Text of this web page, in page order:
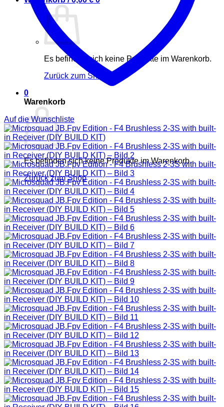
Es befinden sich keine Produkte im Warenkorb.
Zurück zum Shop
0
Warenkorb
Es befinden sich keine Produkte im Warenkorb.
Zurück zum Shop
Auf die Wunschliste